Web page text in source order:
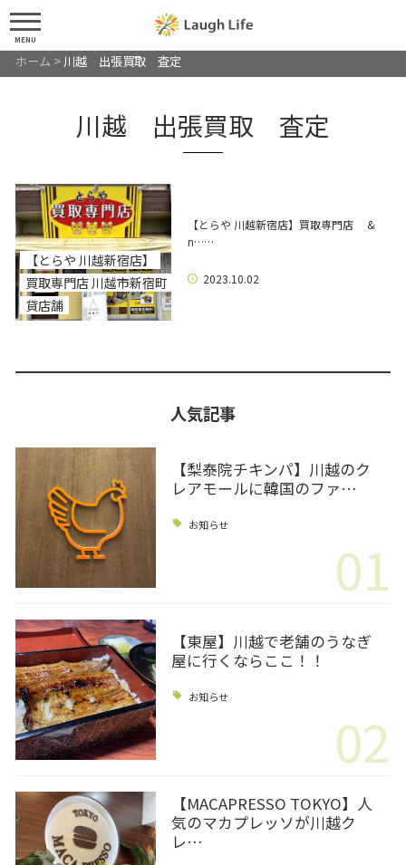
MENU
ホーム > 川越 出張買取 査定
川越 出張買取 査定
【とらや 川越新宿店】
買取専門店 川越市新宿町
貸店舗
【とらや 川越新宿店】買取専門店 &
n……
2023.10.02
人気記事
【梨泰院チキンパ】川越のク
レアモールに韓国のファ…
お知らせ
01
【東屋】川越で老舗のうなぎ
屋に行くならここ！！
お知らせ
02
【MACAPRESSO TOKYO】人
気のマカプレッソが川越ク
レ…